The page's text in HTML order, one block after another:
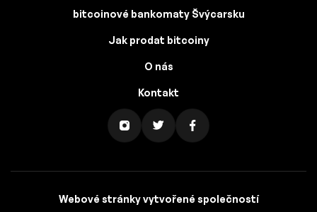
bitcoinové bankomaty Švýcarsku
Jak prodat bitcoiny
O nás
Kontakt
Webové stránky vytvořené společností